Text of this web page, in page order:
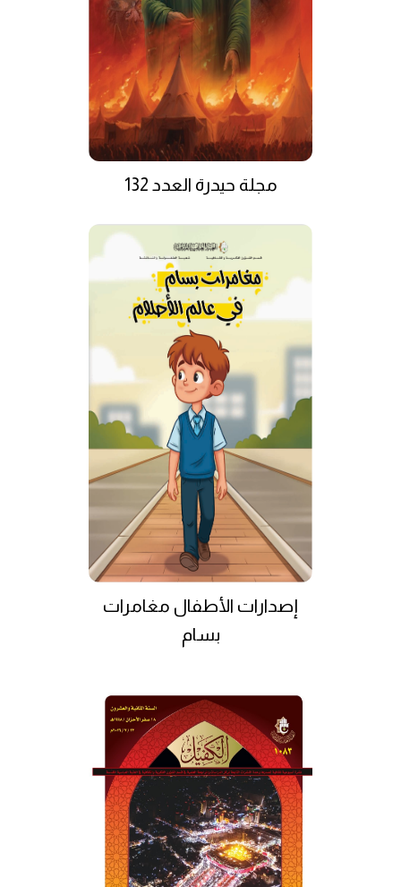
مجلة حيدرة العدد 132
إصدارات الأطفال مغامرات
بسام